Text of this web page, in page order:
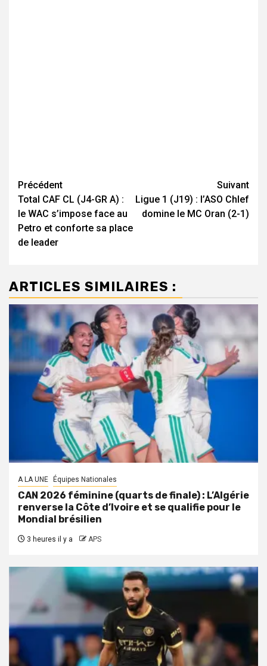
Navigation
d’article
Précédent
Total CAF CL (J4-GR A) :
le WAC s’impose face au
Petro et conforte sa place
de leader
Suivant
Ligue 1 (J19) : l’ASO Chlef
domine le MC Oran (2-1)
ARTICLES SIMILAIRES :
A LA UNE Équipes Nationales
CAN 2026 féminine (quarts de finale) : L’Algérie
renverse la Côte d’Ivoire et se qualifie pour le
Mondial brésilien
3 heures il y a APS